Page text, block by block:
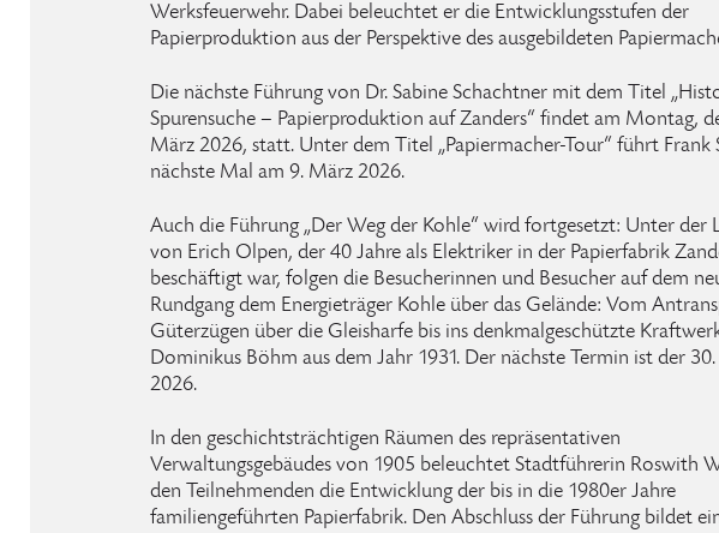
Werksfeuerwehr. Dabei beleuchtet er die Entwicklungsstufen der
Papierproduktion aus der Perspektive des ausgebildeten
Die nächste Führung von Dr. Sabine Schachtner mit dem Titel
Spurensuche – Papierproduktion auf Zanders“ findet am Montag,
März 2026, statt. Unter dem Titel „Papiermacher-Tour“ führt Frank
nächste Mal am 9. März 2026.
Auch die Führung „Der Weg der Kohle“ wird fortgesetzt: Unter der
von Erich Olpen, der 40 Jahre als Elektriker in der Papierfabrik
beschäftigt war, folgen die Besucherinnen und Besucher auf dem
Rundgang dem Energieträger Kohle über das Gelände: Vom
Güterzügen über die Gleisharfe bis ins denkmalgeschützte
Dominikus Böhm aus dem Jahr 1931. Der nächste Termin ist der
2026.
In den geschichtsträchtigen Räumen des repräsentativen
Verwaltungsgebäudes von 1905 beleuchtet Stadtführerin Roswith
den Teilnehmenden die Entwicklung der bis in die 1980er Jahre
familiengeführten Papierfabrik. Den Abschluss der Führung bildet